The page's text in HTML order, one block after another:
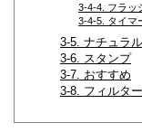
3-4-4. フラッ
3-4-5. タイマ
3-5. ナチュラ
3-6. スタンプ
3-7. おすすめ
3-8. フィルター